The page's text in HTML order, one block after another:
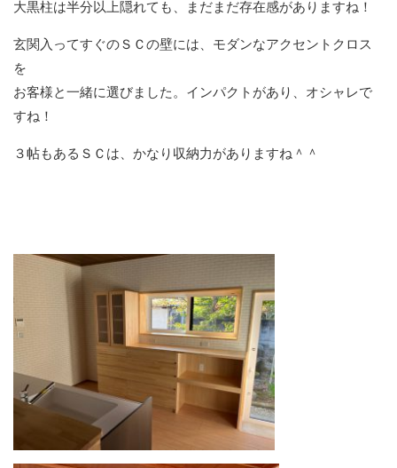
大黒柱は半分以上隠れても、まだまだ存在感がありますね！
玄関入ってすぐのＳＣの壁には、モダンなアクセントクロス
を
お客様と一緒に選びました。インパクトがあり、オシャレで
すね！
３帖もあるＳＣは、かなり収納力がありますね＾＾